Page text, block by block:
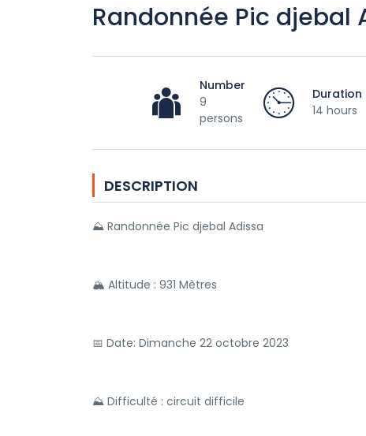
Randonnée Pic djebal
Number
9
persons
Duration
14 hours
DESCRIPTION
⛰ Randonnée Pic djebal Adissa
🏔 Altitude : 931 Mètres
📅 Date: Dimanche 22 octobre 2023
⛰ Difficulté : circuit difficile